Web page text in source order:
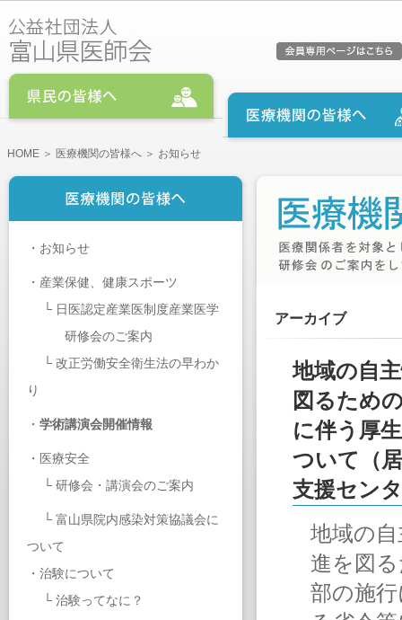
HOME ＞ 医療機関の皆様へ ＞ お知らせ
・ お知らせ
・ 産業保健、健康スポーツ
└ 日医認定産業医制度産業医学
研修会のご案内
└ 改正労働安全衛生法の早わか
り
・ 学術講演会開催情報
・ 医療安全
└ 研修会・講演会のご案内
└ 富山県院内感染対策協議会に
ついて
・ 治験について
└ 治験ってなに？
アーカイブ
地域の自
図るため
に伴う厚
ついて（
支援セン
地域の
進を図
部の施